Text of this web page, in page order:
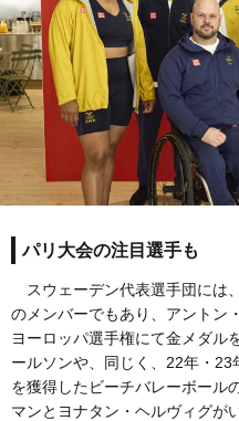
パリ大会の注目選手も
スウェーデン代表選手団には
のメンバーでもあり、アントン
ヨーロッパ選手権にて金メダル
ールソンや、同じく、22年・
を獲得したビーチバレーボール
マンとヨナタン・ヘルヴィグが